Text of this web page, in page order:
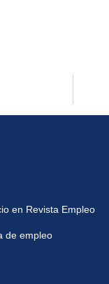
en Revista Empleo
de empleo